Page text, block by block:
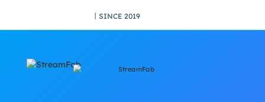
丨SINCE 2019